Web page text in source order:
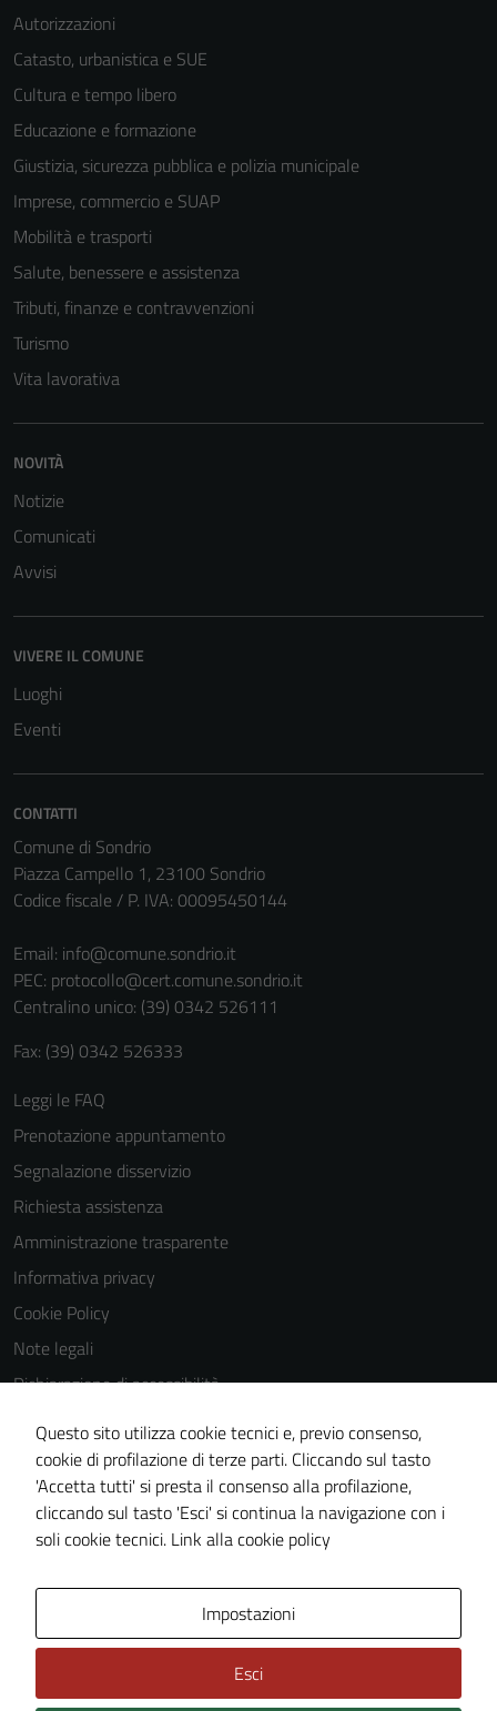
Autorizzazioni
Catasto, urbanistica e SUE
Cultura e tempo libero
Educazione e formazione
Giustizia, sicurezza pubblica e polizia municipale
Imprese, commercio e SUAP
Mobilità e trasporti
Salute, benessere e assistenza
Tributi, finanze e contravvenzioni
Turismo
Vita lavorativa
NOVITÀ
Notizie
Comunicati
Avvisi
VIVERE IL COMUNE
Luoghi
Eventi
CONTATTI
Comune di Sondrio
Piazza Campello 1, 23100 Sondrio
Codice fiscale / P. IVA: 00095450144
Email: info@comune.sondrio.it
PEC: protocollo@cert.comune.sondrio.it
Centralino unico: (39) 0342 526111
Fax: (39) 0342 526333
Leggi le FAQ
Prenotazione appuntamento
Segnalazione disservizio
Richiesta assistenza
Amministrazione trasparente
Informativa privacy
Cookie Policy
Note legali
Dichiarazione di accessibilità
Dichiarazione di accessibilità Servizi
Whistleblowing
Piano di miglioramento del sito
Area riservata
Questo sito utilizza cookie tecnici e, previo consenso,
cookie di profilazione di terze parti. Cliccando sul tasto
'Accetta tutti' si presta il consenso alla profilazione,
cliccando sul tasto 'Esci' si continua la navigazione con i
soli cookie tecnici. Link alla cookie policy
Impostazioni
Esci
per il
Questi cookie